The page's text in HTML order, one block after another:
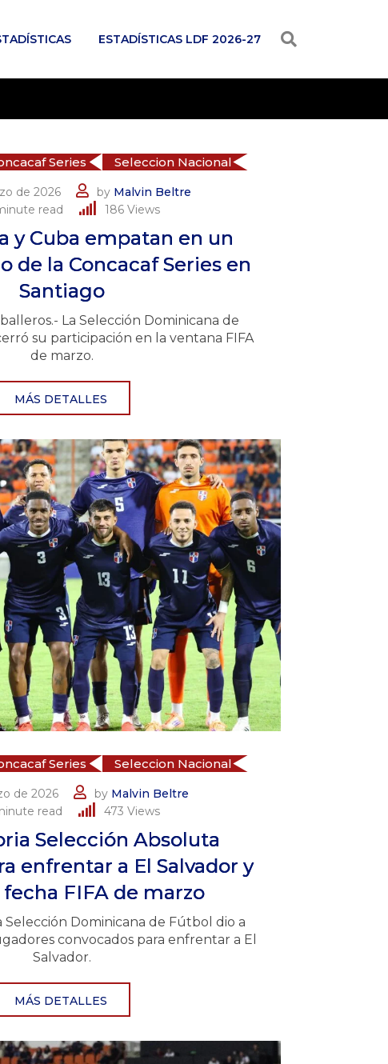
ESTADÍSTICAS LDF 2026-27
Series Seleccion Nacional
de 2026 by Malvin Beltre
read
186Views
y Cuba empatan en un
de la Concacaf Series en
Santiago
La Selección Dominicana de
su participación en la ventana FIFA
de marzo.
MÁS DETALLES
Series Seleccion Nacional
de 2026 by Malvin Beltre
read
473 Views
Selección Absoluta
enfrentar a El Salvador y
fecha FIFA de marzo
Selección Dominicana de Fútbol dio a
convocados para enfrentar a El
Salvador.
MÁS DETALLES